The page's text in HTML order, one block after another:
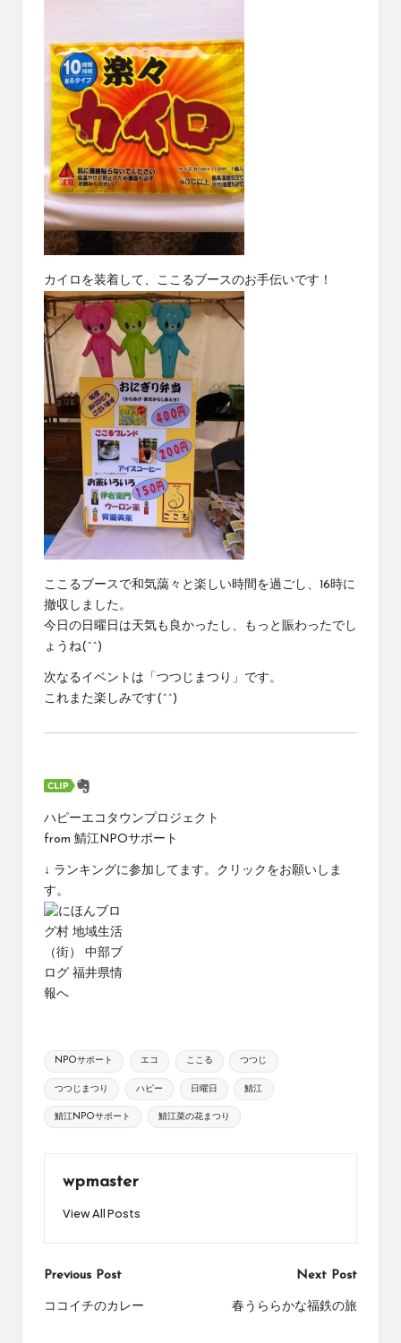
カイロを装着して、 ここる ブースのお手伝いです！
ここるブースで和気藹々と楽しい時間を過ごし、16時に
撤収しました。
今日の日曜日は天気も良かったし、もっと賑わったでし
ょうね(^^)
次なるイベントは「つつじまつり」です。
これまた楽しみです(^^)
ハピーエコタウンプロジェクト
from 鯖江NPOサポート
↓ ランキングに参加してます。クリックをお願いしま
す。
Tags:
NPOサポート エコ ここる つつじ
つつじまつり ハピー 日曜日 鯖江
鯖江NPOサポート 鯖江菜の花まつり
wpmaster
View All Posts
Post
navigation
Previous Post
ココイチのカレー
Next Post
春うららかな福鉄の旅